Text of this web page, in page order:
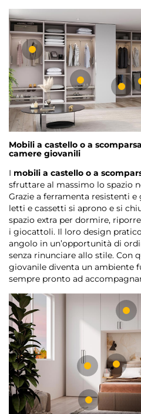
Mobili a castello o a
camere giovanili
I mobili a castello o a
sfruttare al massimo lo spazio
Grazie a ferramenta resistenti
letti e cassetti si aprono e si
spazio extra per dormire,
i giocattoli. Il loro design
angolo in un’opportunità di
senza rinunciare allo stile. Con
giovanile diventa un ambiente
sempre pronto ad